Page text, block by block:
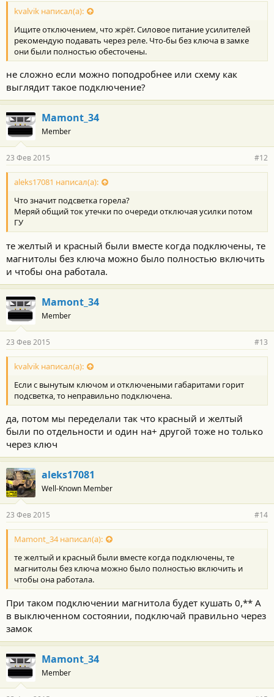
kvalvik написал(а):
Ищите отключением, что жрёт. Силовое питание усилителей
рекомендую подавать через реле. Что-бы без ключа в замке
они были полностью обесточены.
не сложно если можно поподробнее или схему как
выглядит такое подключение?
Mamont_34
Member
23 Фев 2015 #12
aleks17081 написал(а):
Что значит подсветка горела?
Меряй общий ток утечки по очереди отключая усилки потом
ГУ
те желтый и красный были вместе когда подключены, те
магнитолы без ключа можно было полностью включить
и чтобы она работала.
Mamont_34
Member
23 Фев 2015 #13
kvalvik написал(а):
Если с вынутым ключом и отключеными габаритами горит
подсветка, то неправильно подключена.
да, потом мы переделали так что красный и желтый
были по отдельности и один на+ другой тоже но только
через ключ
aleks17081
Well-Known Member
23 Фев 2015 #14
Mamont_34 написал(а):
те желтый и красный были вместе когда подключены, те
магнитолы без ключа можно было полностью включить и
чтобы она работала.
При таком подключении магнитола будет кушать 0,** А
в выключенном состоянии, подключай правильно через
замок
Mamont_34
Member